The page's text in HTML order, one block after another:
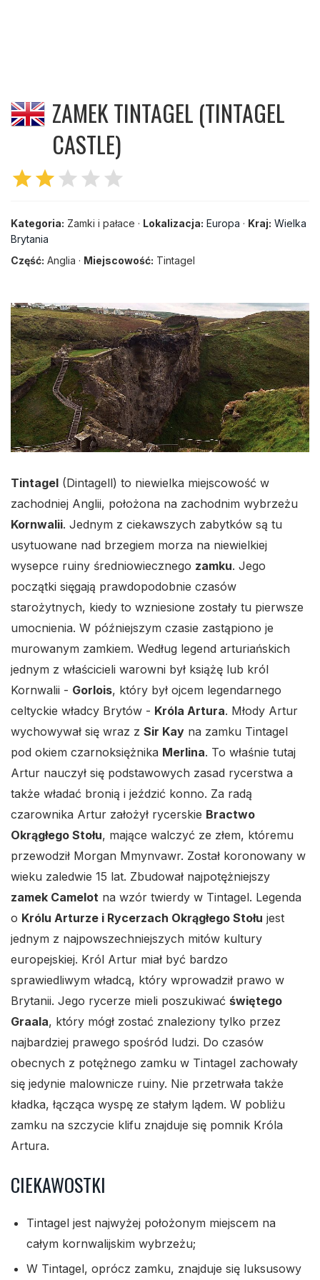
ZAMEK TINTAGEL (TINTAGEL
CASTLE)
starstar star star star
Kategoria: Zamki i pałace · Lokalizacja: Europa · Kraj: Wielka
Brytania
Część: Anglia · Miejscowość: Tintagel
Tintagel (Dintagell) to niewielka miejscowość w
zachodniej Anglii, położona na zachodnim wybrzeżu
Kornwalii. Jednym z ciekawszych zabytków są tu
usytuowane nad brzegiem morza na niewielkiej
wysepce ruiny średniowiecznego zamku. Jego
początki sięgają prawdopodobnie czasów
starożytnych, kiedy to wzniesione zostały tu pierwsze
umocnienia. W późniejszym czasie zastąpiono je
murowanym zamkiem. Według legend arturiańskich
jednym z właścicieli warowni był książę lub król
Kornwalii - Gorlois, który był ojcem legendarnego
celtyckie władcy Brytów - Króla Artura. Młody Artur
wychowywał się wraz z Sir Kay na zamku Tintagel
pod okiem czarnoksiężnika Merlina. To właśnie tutaj
Artur nauczył się podstawowych zasad rycerstwa a
także władać bronią i jeździć konno. Za radą
czarownika Artur założył rycerskie Bractwo
Okrągłego Stołu, mające walczyć ze złem, któremu
przewodził Morgan Mmynvawr. Został koronowany w
wieku zaledwie 15 lat. Zbudował najpotężniejszy
zamek Camelot na wzór twierdy w Tintagel. Legenda
o Królu Arturze i Rycerzach Okrągłego Stołu jest
jednym z najpowszechniejszych mitów kultury
europejskiej. Król Artur miał być bardzo
sprawiedliwym władcą, który wprowadził prawo w
Brytanii. Jego rycerze mieli poszukiwać świętego
Graala, który mógł zostać znaleziony tylko przez
najbardziej prawego spośród ludzi. Do czasów
obecnych z potężnego zamku w Tintagel zachowały
się jedynie malownicze ruiny. Nie przetrwała także
kładka, łącząca wyspę ze stałym lądem. W pobliżu
zamku na szczycie klifu znajduje się pomnik Króla
Artura.
CIEKAWOSTKI
Tintagel jest najwyżej położonym miejscem na
całym kornwalijskim wybrzeżu;
W Tintagel, oprócz zamku, znajduje się luksusowy